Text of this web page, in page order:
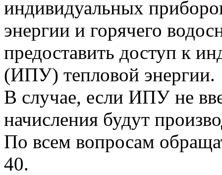
индивидуальных
энергии и горячего
предоставить доступ к
(ИПУ) тепловой энергии.
В случае, если ИПУ не
начисления будут
По всем вопросам
40.